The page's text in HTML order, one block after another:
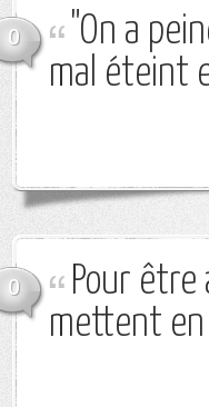
0
"On a
mal éteint
0
Pour
mettent